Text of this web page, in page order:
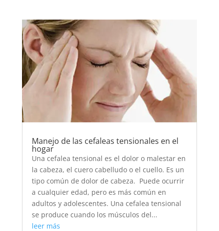
Manejo de las cefaleas tensionales en el
hogar
Una cefalea tensional es el dolor o malestar en
la cabeza, el cuero cabelludo o el cuello. Es un
tipo común de dolor de cabeza. Puede ocurrir
a cualquier edad, pero es más común en
adultos y adolescentes. Una cefalea tensional
se produce cuando los músculos del...
leer más